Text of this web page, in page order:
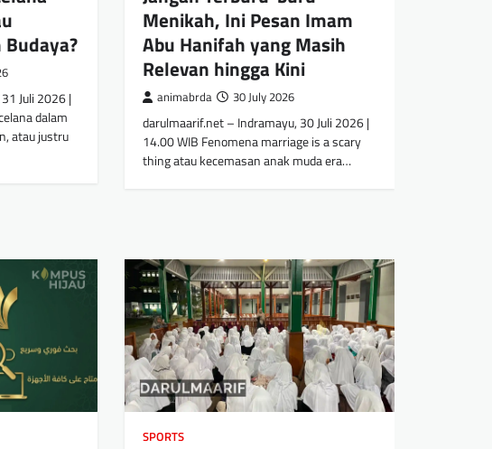
Budaya?
Juli 2026 |
dalam
atau justru
Menikah, Ini Pesan Imam
Abu Hanifah yang Masih
Relevan hingga Kini
animabrda 30 July 2026
darulmaarif.net – Indramayu, 30 Juli 2026 |
14.00 WIB Fenomena marriage is a scary
thing atau kecemasan anak muda era…
SPORTS